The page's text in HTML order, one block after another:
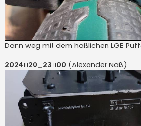
Dann weg mit dem häßlichen LGB
20241120_231100 (Alexander Naß)